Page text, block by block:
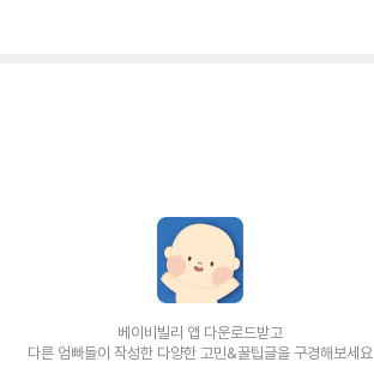
베이비빌리 앱 다운로드받고
다른 엄빠들이 작성한 다양한 고민&꿀팁글을 구경해보세요